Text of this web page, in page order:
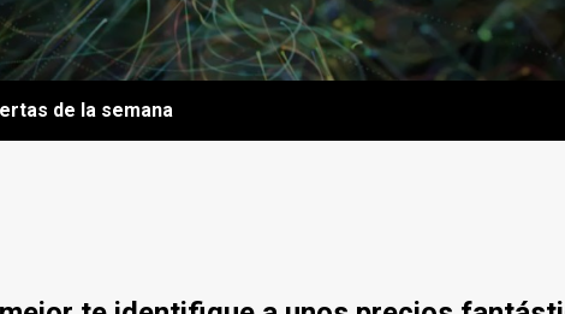
de la semana